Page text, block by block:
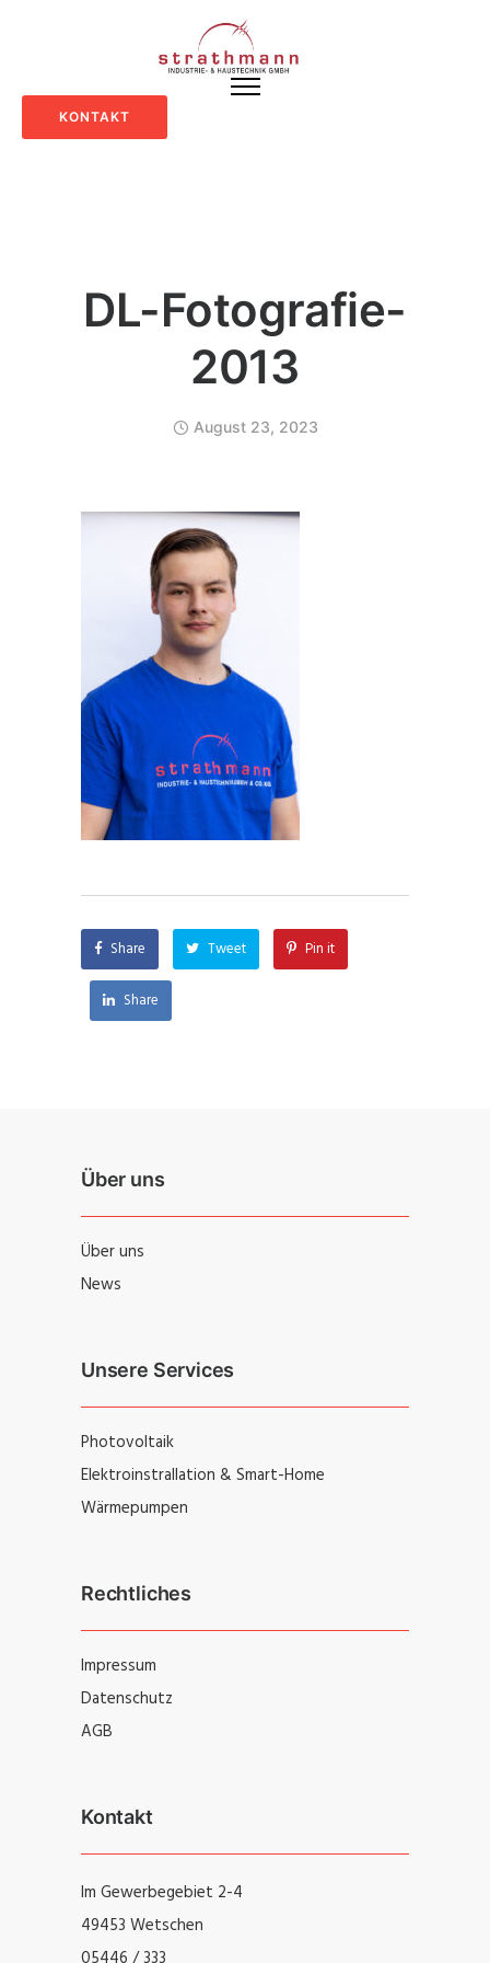
KONTAKT
DL-Fotografie-
2013
August 23, 2023
Share Tweet Pin it
Share
Über uns
Über uns
News
Unsere Services
Photovoltaik
Elektroinstrallation & Smart-Home
Wärmepumpen
Rechtliches
Impressum
Datenschutz
AGB
Kontakt
Im Gewerbegebiet 2-4
49453 Wetschen